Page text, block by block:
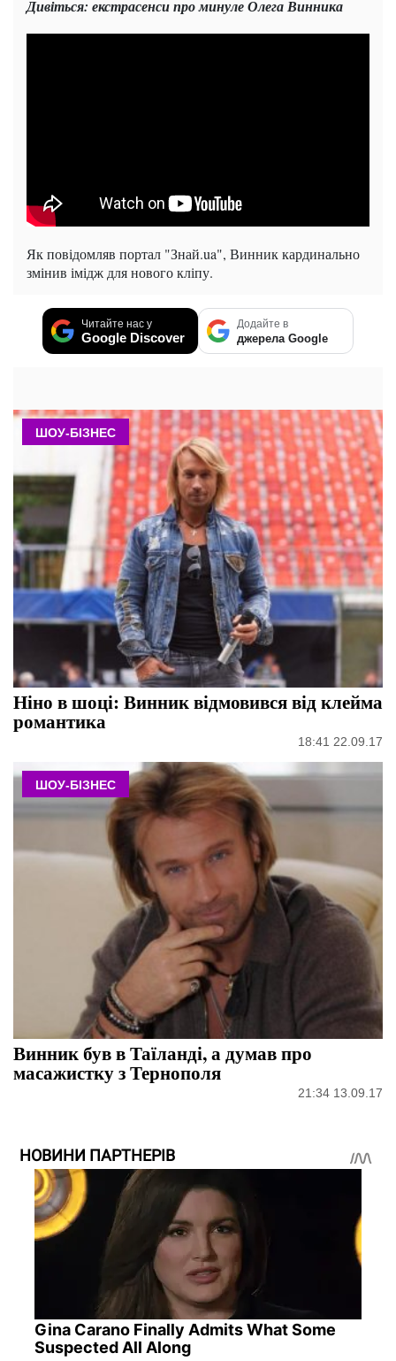
Дивіться: екстрасенси про минуле Олега Винника
Як повідомляв портал "Знай.ua", Винник кардинально
змінив імідж для нового кліпу.
Читайте нас у
Google Discover
Додайте в
джерела Google
ШОУ-БІЗНЕС
Ніно в шоці: Винник відмовився від клейма
романтика
18:41 22.09.17
ШОУ-БІЗНЕС
Винник був в Таїланді, а думав про
масажистку з Тернополя
21:34 13.09.17
НОВИНИ ПАРТНЕРІВ
Gina Carano Finally Admits What Some
Suspected All Along